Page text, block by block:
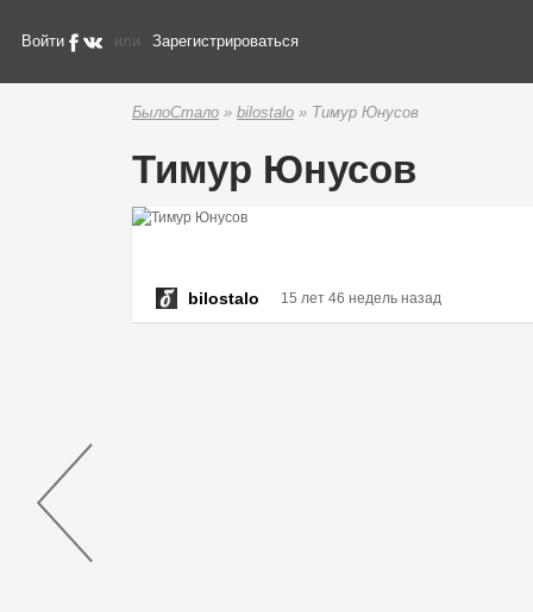
Войти или Зарегистрироваться
БылоСтало » bilostalo » Тимур Юнусов
Тимур Юнусов
bilostalo 15 лет 46 недель назад